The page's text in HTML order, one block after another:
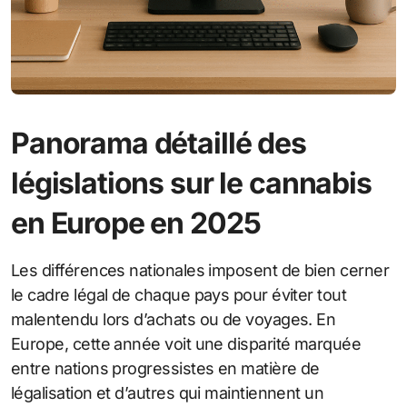
Panorama détaillé des
législations sur le cannabis
en Europe en 2025
Les différences nationales imposent de bien cerner
le cadre légal de chaque pays pour éviter tout
malentendu lors d’achats ou de voyages. En
Europe, cette année voit une disparité marquée
entre nations progressistes en matière de
légalisation et d’autres qui maintiennent un